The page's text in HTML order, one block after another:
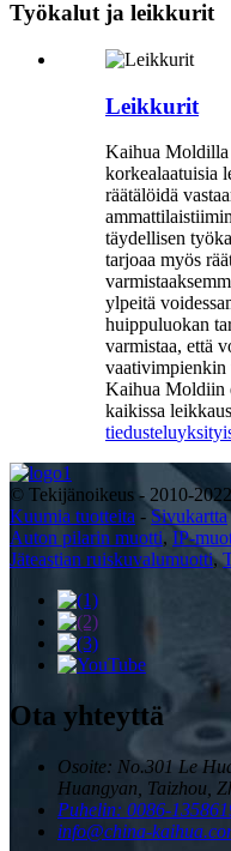
Työkalut ja leikkurit
Leikkurit
Kaihua Moldilla
korkealaatuisia
räätälöidä
täydellisen
tarjoaa myös
ylpeitä
huippuluokan
varmistaa, että
vaativimpienkin
Kaihua Moldiin
kaikissa
tiedustelu
© Tekijänoikeus - 2010-
Kuumia tuotteita - Sivukartta
Auton pilarin muotti, IP-
Jäteastian ruiskuvalumuotti,
Ota yhteyttä
Osoite: No.301 Le
Huangyan, Taizhou,
Puhelin: 0086-
info@china-